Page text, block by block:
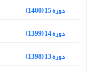
دوره 15 (1400)
دوره 14 (1399)
دوره 13 (1398)